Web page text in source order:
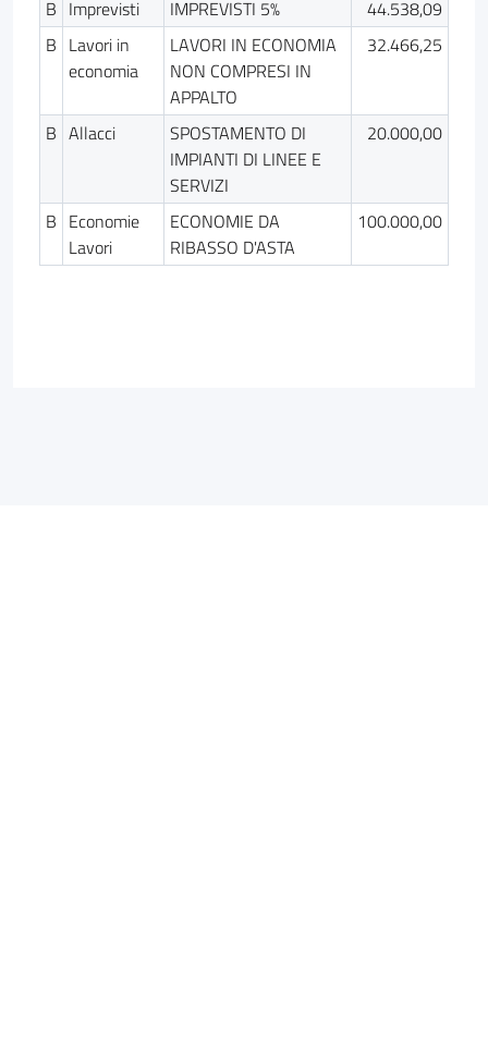
B Imprevisti IMPREVISTI 5%
44.538,09
B Lavori in
economia
LAVORI IN ECONOMIA
NON COMPRESI IN
APPALTO
32.466,25
B Allacci
SPOSTAMENTO DI
IMPIANTI DI LINEE E
SERVIZI
20.000,00
B Economie
Lavori
ECONOMIE DA
RIBASSO D'ASTA
100.000,00